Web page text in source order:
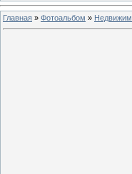
Главная » Фотоальбом »